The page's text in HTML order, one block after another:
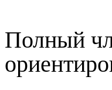
Полный